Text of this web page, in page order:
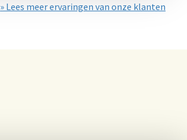
» Lees meer ervaringen van onze klanten